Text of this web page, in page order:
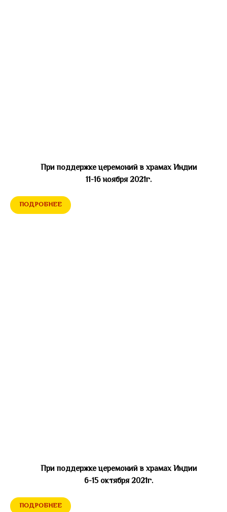
При поддержке церемоний в храмах Индии
11-16 ноября 2021г.
ПОДРОБНЕЕ
При поддержке церемоний в храмах Индии
6-15 октября 2021г.
ПОДРОБНЕЕ